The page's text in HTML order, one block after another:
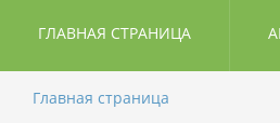
ГЛАВНАЯ СТРАНИЦА
Главная страница